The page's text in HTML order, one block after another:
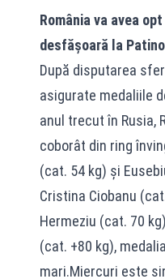
România va avea
desfăşoară la
După disputarea
asigurate medaliile
anul trecut în Rusia,
coborât din ring
(cat. 54 kg) și
Cristina Ciobanu
Hermeziu (cat. 70
(cat. +80 kg),
mari.Miercuri este